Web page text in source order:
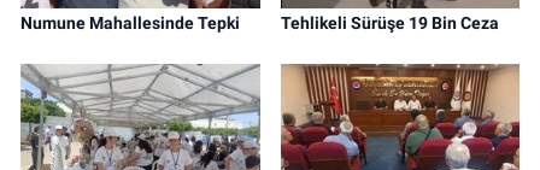
Numune Mahallesinde Tepki Tehlikeli Sürüşe 19 Bin Ceza